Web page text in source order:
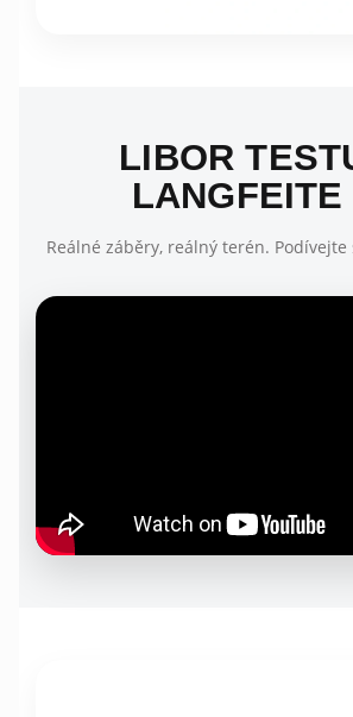
LIBOR
LANGFEITE
Reálné záběry, reálný terén. Podívejte